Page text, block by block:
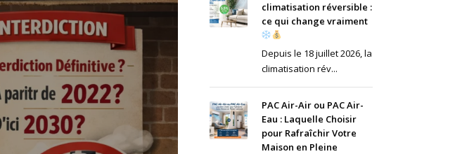
climatisation réversible :
ce qui change vraiment
Depuis le 18 juillet 2026, la
climatisation rév...
PAC Air-Air ou PAC Air-
Eau : Laquelle Choisir
pour Rafraîchir Votre
Maison en Pleine